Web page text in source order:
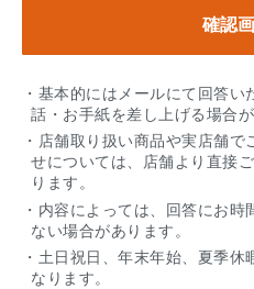
・基本的にはメールにて回答
話・お手紙を差し上げる場合が
・店舗取り扱い商品や実店舗
せについては、店舗より直接
ります。
・内容によっては、回答にお
ない場合があります。
・土日祝日、年末年始、夏季
なります。